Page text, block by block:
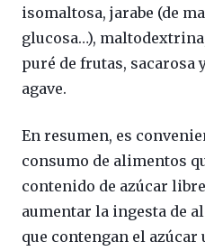
isomaltosa, jarabe (de
glucosa…),
puré de frutas, sacarosa
agave.
En resumen, es
consumo de alimentos
contenido de azúcar
aumentar la ingesta de
que contengan el azúcar